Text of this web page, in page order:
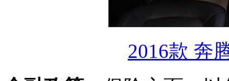
2016款 奔